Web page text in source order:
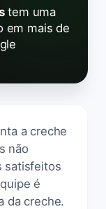
tem uma
em mais de
a creche
não
satisfeitos
é
da creche.